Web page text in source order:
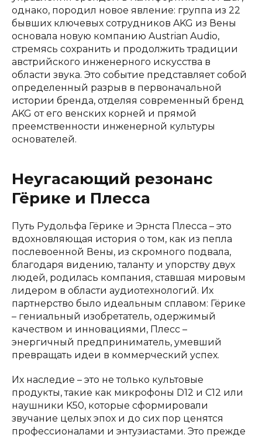
однако, породил новое явление: группа из 22
бывших ключевых сотрудников AKG из Вены
основала новую компанию Austrian Audio,
стремясь сохранить и продолжить традиции
австрийского инженерного искусства в
области звука. Это событие представляет собой
определенный разрыв в первоначальной
истории бренда, отделяя современный бренд
AKG от его венских корней и прямой
преемственности инженерной культуры
основателей.
Неугасающий резонанс
Гёрике и Плесса
Путь Рудольфа Гёрике и Эрнста Плесса – это
вдохновляющая история о том, как из пепла
послевоенной Вены, из скромного подвала,
благодаря видению, таланту и упорству двух
людей, родилась компания, ставшая мировым
лидером в области аудиотехнологий. Их
партнерство было идеальным сплавом: Гёрике
– гениальный изобретатель, одержимый
качеством и инновациями, Плесс –
энергичный предприниматель, умевший
превращать идеи в коммерческий успех.
Их наследие – это не только культовые
продукты, такие как микрофоны D12 и C12 или
наушники K50, которые сформировали
звучание целых эпох и до сих пор ценятся
профессионалами и энтузиастами. Это прежде